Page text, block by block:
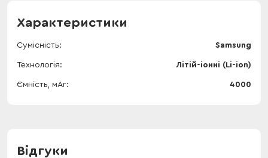
Характеристики
Сумісність Samsung
Технологія Літій-іонні (Li-ion)
Ємність, мАг 4000
Відгуки